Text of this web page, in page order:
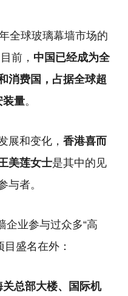
全球玻璃幕墙市场的
前， 中国已经成为全
消费国，占据全球超
装量。
展和变化， 香港喜而
美莲女士是其中的见
与者。
企业参与过众多“高
盛名在外：
总部大楼、国际机